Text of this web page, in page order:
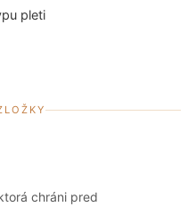
pleti
chráni pred